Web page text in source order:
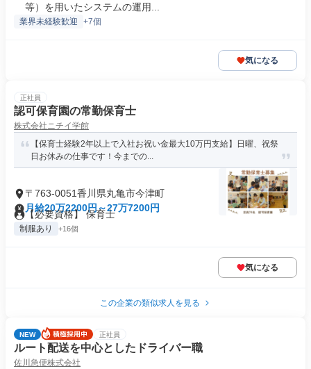
等）を用いたシステムの運用...
業界未経験歓迎 +7個
気になる
正社員
認可保育園の常勤保育士
株式会社ニチイ学館
【保育士経験2年以上で入社お祝い金最大10万円支給】日曜、祝祭
日お休みの仕事です！今までの...
〒763-0051香川県丸亀市今津町
月給20万2200円～27万7200円
【必要資格】 保育士
制服あり +16個
気になる
この企業の類似求人を見る
NEW 正社員
ルート配送を中心としたドライバー職
佐川急便株式会社